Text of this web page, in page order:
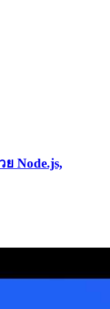
Node.js,